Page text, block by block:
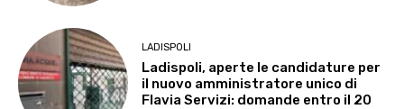
LADISPOLI
Ladispoli, aperte le candidature per
il nuovo amministratore unico di
Flavia Servizi: domande entro il 20